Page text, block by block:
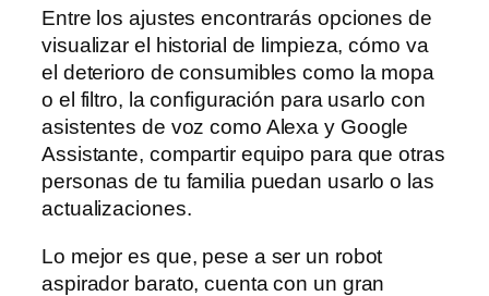
Entre los ajustes encontrarás opciones de
visualizar el historial de limpieza, cómo va
el deterioro de consumibles como la mopa
o el filtro, la configuración para usarlo con
asistentes de voz como Alexa y Google
Assistante, compartir equipo para que otras
personas de tu familia puedan usarlo o las
actualizaciones.
Lo mejor es que, pese a ser un robot
aspirador barato, cuenta con un gran